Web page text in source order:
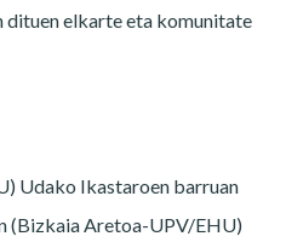
dituen elkarte eta komunitate
Udako Ikastaroen barruan
(Bizkaia Aretoa-UPV/EHU)